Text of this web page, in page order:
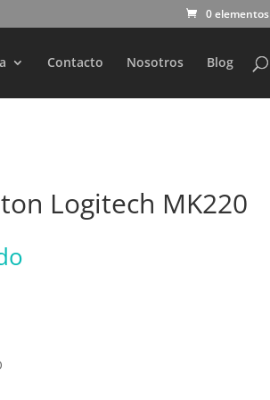
0 elementos
Contacto Nosotros Blog
Logitech MK220